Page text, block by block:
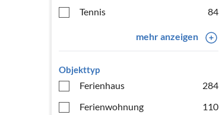
Tennis
84
mehr anzeigen
Objekttyp
Ferienhaus
284
Ferienwohnung
110